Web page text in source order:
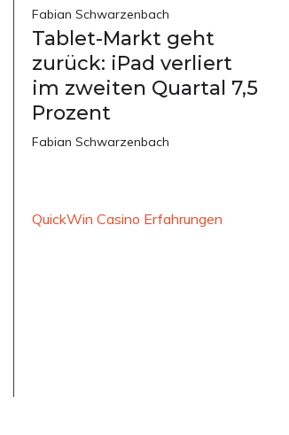
Fabian Schwarzenbach
Tablet-Markt geht
zurück: iPad verliert
im zweiten Quartal 7,5
Prozent
Fabian Schwarzenbach
QuickWin Casino Erfahrungen